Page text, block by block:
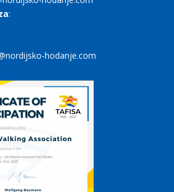
:
hodanje.com